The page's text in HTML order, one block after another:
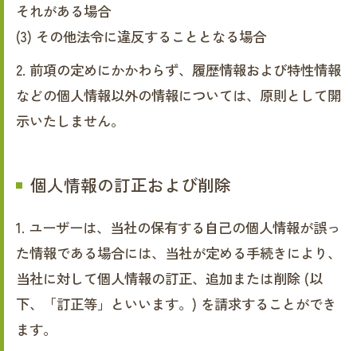
それがある場合
(3) その他法令に違反することとなる場合
2. 前項の定めにかかわらず、履歴情報および特性情報
などの個人情報以外の情報については、原則として開
示いたしません。
個人情報の訂正および削除
1. ユーザーは、当社の保有する自己の個人情報が誤っ
た情報である場合には、当社が定める手続きにより、
当社に対して個人情報の訂正、追加または削除 (以
下、「訂正等」といいます。) を請求することができ
ます。